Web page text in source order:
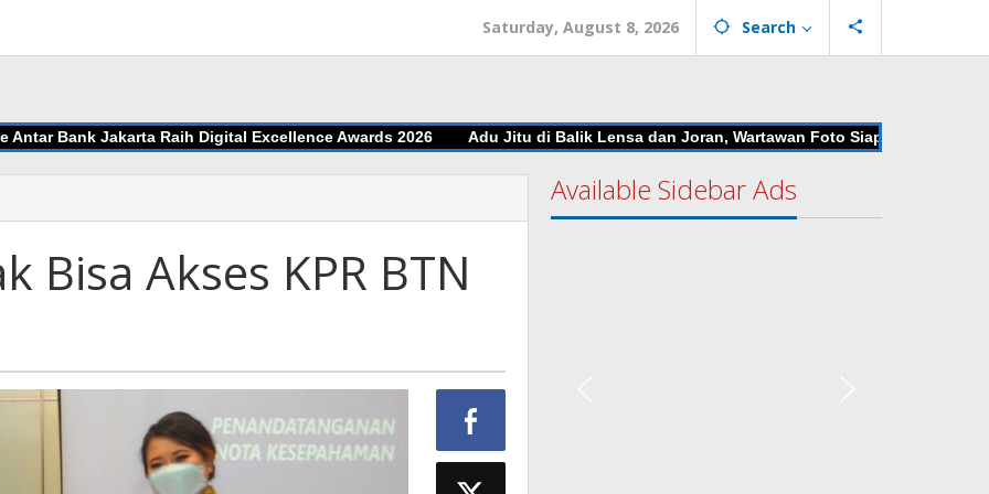
Saturday, August 8, 2026 Search
Bank Jakarta Raih Digital Excellence Awards 2026 Adu Jitu di Balik Lensa dan Joran, Wartawan Foto Siap Unjuk Gigi di
Bisa Akses KPR BTN
Available Sidebar Ads